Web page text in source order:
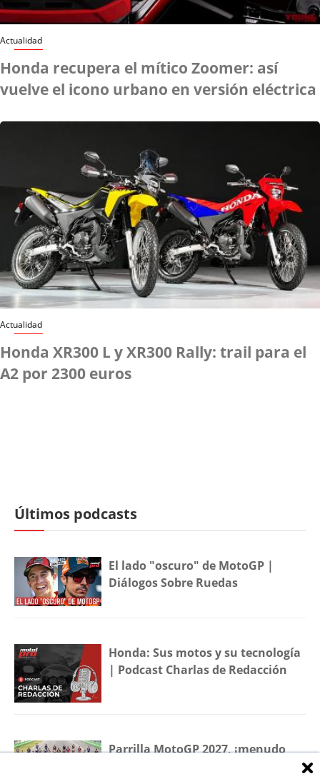
Actualidad
Honda recupera el mítico Zoomer: así
vuelve el icono urbano en versión eléctrica
Actualidad
Honda XR300 L y XR300 Rally: trail para el
A2 por 2300 euros
Últimos podcasts
El lado "oscuro" de MotoGP |
Diálogos Sobre Ruedas
Honda: Sus motos y su tecnología
| Podcast Charlas de Redacción
Parrilla MotoGP 2027, ¡menudo